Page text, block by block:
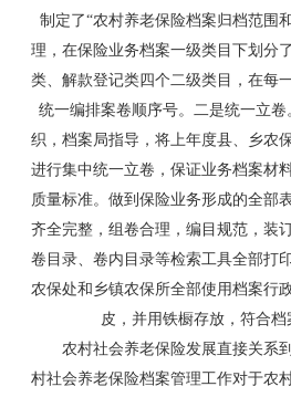
制定了“农村养老保险档案归档范围
理，在保险业务档案一级类目下划分
类、解款登记类四个二级类目，在每
统一编排案卷顺序号。二是统一立
织，档案局指导，将上年度县、乡农
进行集中统一立卷，保证业务档案材
质量标准。做到保险业务形成的全部
齐全完整，组卷合理，编目规范，装
卷目录、卷内目录等检索工具全部打
农保处和乡镇农保所全部使用档案行
皮，并用铁橱存放，符合档
农村社会养老保险发展直接关系到
村社会养老保险档案管理工作对于农